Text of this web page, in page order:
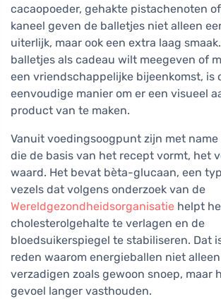
cacaopoeder, gehakte pistachenoten
kaneel geven de balletjes niet alleen
uiterlijk, maar ook een extra laag
balletjes als cadeau wilt meegeven of
een vriendschappelijke bijeenkomst, is
eenvoudige manier om er een visueel
product van te maken.
Vanuit voedingsoogpunt zijn met name
die de basis van het recept vormt, het
waard. Het bevat bèta-glucaan, een
vezels dat volgens onderzoek van de
Wereldgezondheidsorganisatie helpt
cholesterolgehalte te verlagen en de
bloedsuikerspiegel te stabiliseren. Dat
reden waarom energieballen niet
verzadigen zoals gewoon snoep, maar
gevoel langer vasthouden.